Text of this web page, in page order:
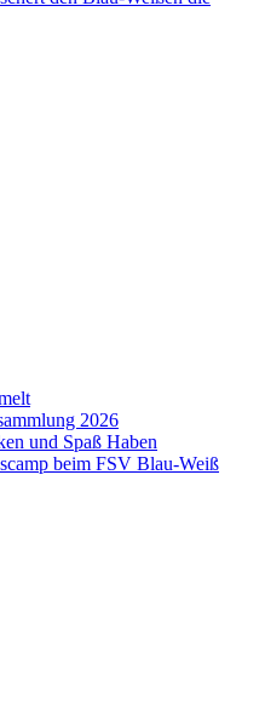
2026
und Spaß Haben
beim FSV Blau-Weiß